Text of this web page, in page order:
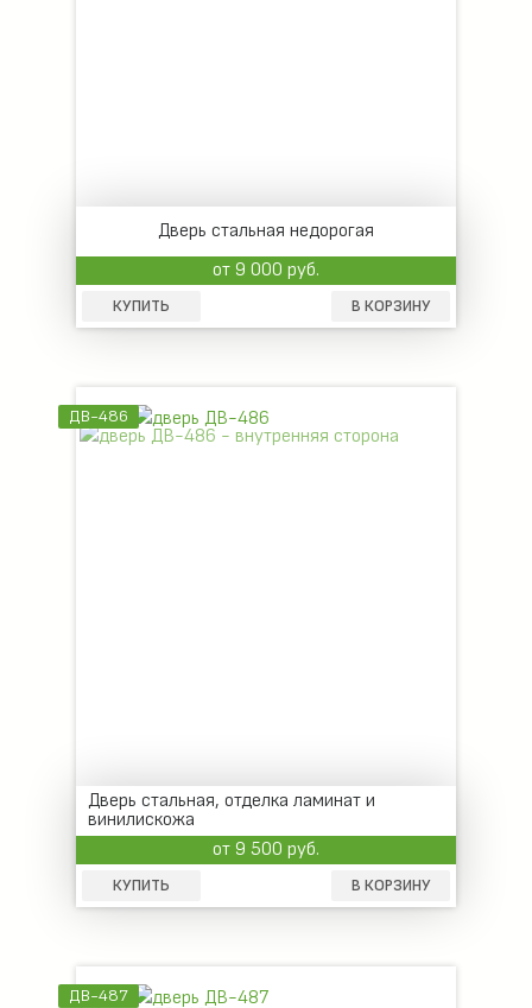
Дверь стальная недорогая
от 9 000 руб.
КУПИТЬ В КОРЗИНУ
ДВ-486
Дверь стальная, отделка ламинат и
винилискожа
от 9 500 руб.
КУПИТЬ В КОРЗИНУ
ДВ-487